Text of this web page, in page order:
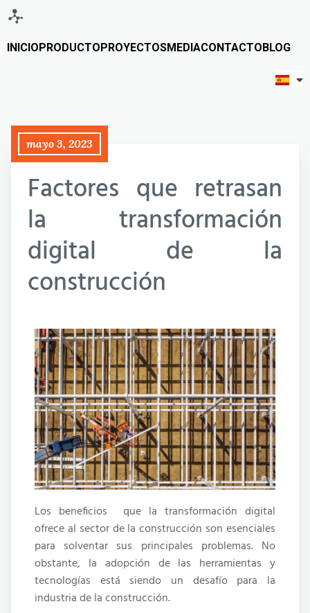
INICIO PRODUCTO PROYECTOSMEDIACONTACTO BLOG
mayo 3, 2023
Factores que retrasan
la transformación
digital de la
construcción
Los beneficios que la transformación digital
ofrece al sector de la construcción son esenciales
para solventar sus principales problemas. No
obstante, la adopción de las herramientas y
tecnologías está siendo un desafío para la
industria de la construcción.